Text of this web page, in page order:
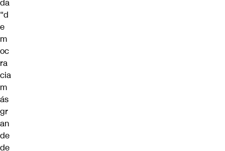
da
“d
e
m
oc
ra
cia
m
ás
gr
an
de
de